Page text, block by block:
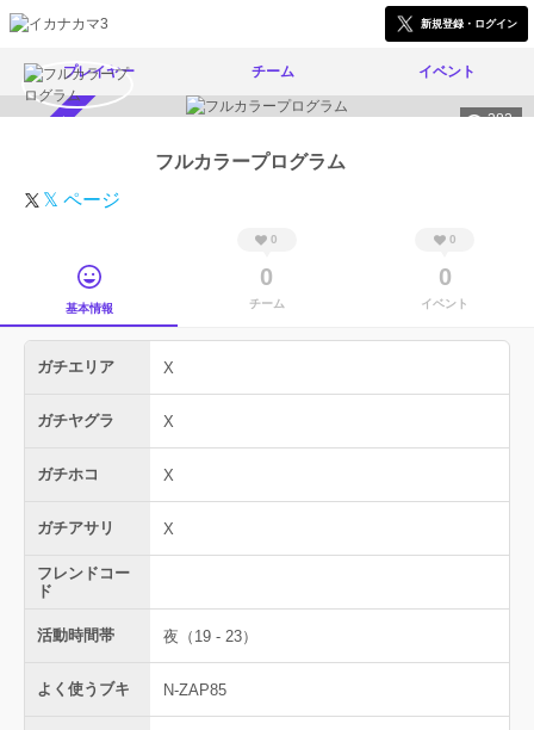
新規登録・ログイン
プレイヤー チーム イベント
382
フルカラープログラム
𝕏 ページ
基本情報
0
0
チーム
0
0
イベント
ガチエリア X
ガチヤグラ X
ガチホコ X
ガチアサリ X
フレンドコー
ド
活動時間帯 夜（19 - 23）
よく使うブキ N-ZAP85